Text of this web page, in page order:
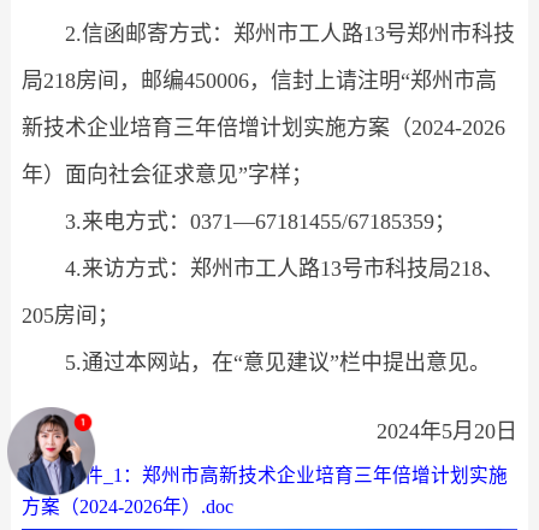
2.信函邮寄方式：郑州市工人路13号郑州市科技
局218房间，邮编450006，信封上请注明“郑州市高
新技术企业培育三年倍增计划实施方案（2024-2026
年）面向社会征求意见”字样；
3.来电方式：0371—67181455/67185359；
4.来访方式：郑州市工人路13号市科技局218、
205房间；
5.通过本网站，在“意见建议”栏中提出意见。
2024年5月20日
附件_1：郑州市高新技术企业培育三年倍增计划实施
方案（2024-2026年）.doc